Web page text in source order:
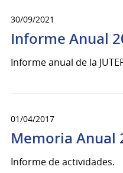
30/09/2021
Informe Anual
Informe anual de la
01/04/2017
Memoria Anual
Informe de actividades.